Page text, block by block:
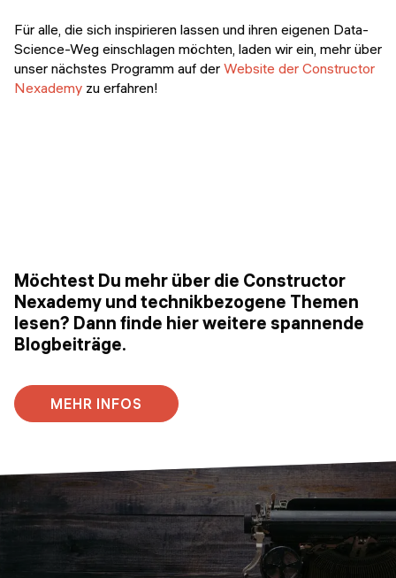
Für alle, die sich inspirieren lassen und ihren eigenen Data-
Science-Weg einschlagen möchten, laden wir ein, mehr über
unser nächstes Programm auf der Website der Constructor
Nexademy zu erfahren!
Möchtest Du mehr über die Constructor
Nexademy und technikbezogene Themen
lesen? Dann finde hier weitere spannende
Blogbeiträge.
MEHR INFOS